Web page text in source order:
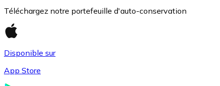
Téléchargez notre portefeuille d'auto-conservation
Disponible sur
App Store